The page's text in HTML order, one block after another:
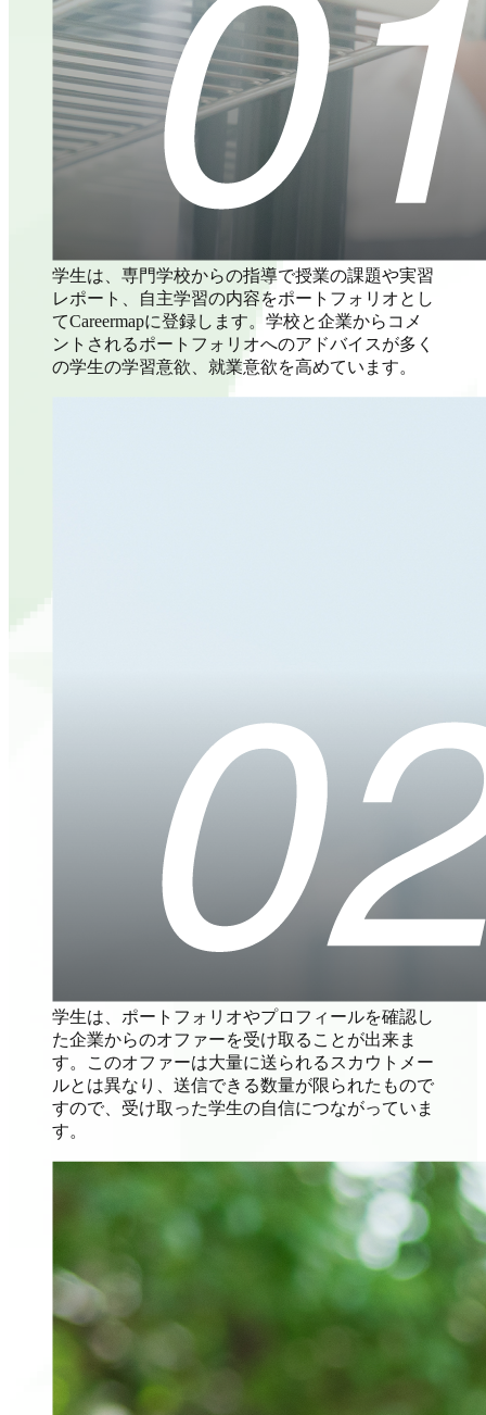
学生は、専門学校からの指導で授業の課題や実習
レポート、自主学習の内容をポートフォリオとし
てCareermapに登録します。学校と企業からコメ
ントされるポートフォリオへのアドバイスが多く
の学生の学習意欲、就業意欲を高めています。
学生は、ポートフォリオやプロフィールを確認し
た企業からのオファーを受け取ることが出来ま
す。このオファーは大量に送られるスカウトメー
ルとは異なり、送信できる数量が限られたもので
すので、受け取った学生の自信につながっていま
す。